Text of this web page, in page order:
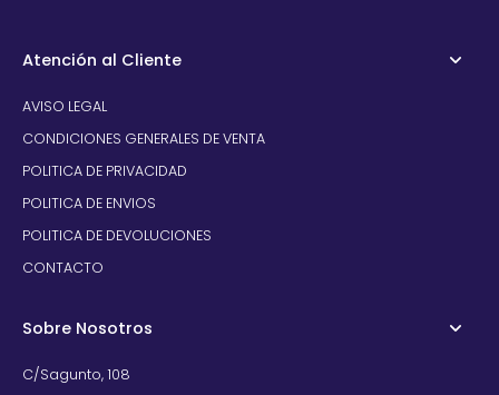
Atención al Cliente
AVISO LEGAL
CONDICIONES GENERALES DE VENTA
POLITICA DE PRIVACIDAD
POLITICA DE ENVIOS
POLITICA DE DEVOLUCIONES
CONTACTO
Sobre Nosotros
C/Sagunto, 108